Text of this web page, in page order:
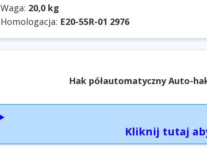
Waga: 20,0 kg
Homologacja: E20-55R-01 2976
Hak półautomatyczny Auto-
Kliknij tutaj